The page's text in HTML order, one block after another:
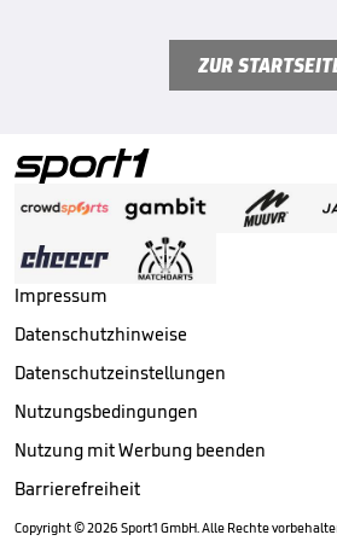
ZUR
Impressum
Datenschutzhinweise
Datenschutzeinstellungen
Nutzungsbedingungen
Nutzung mit Werbung beenden
Barrierefreiheit
Copyright ©2026 Sport1 GmbH. Alle Rechte